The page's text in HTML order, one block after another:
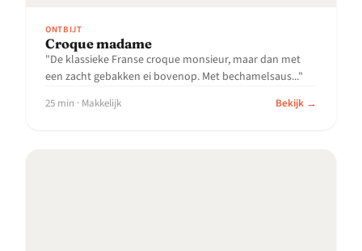
ONTBIJT
Croque madame
"De klassieke Franse croque monsieur, maar dan met
een zacht gebakken ei bovenop. Met bechamelsaus..."
25 min · Makkelijk Bekijk →